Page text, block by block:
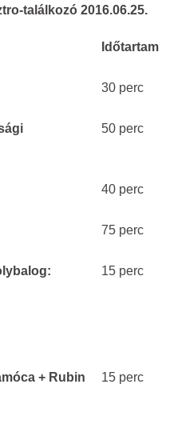
találkozó 2016.06.25.
Időtartam
30 perc
50 perc
40 perc
75 perc
15 perc
+ Rubin
15 perc